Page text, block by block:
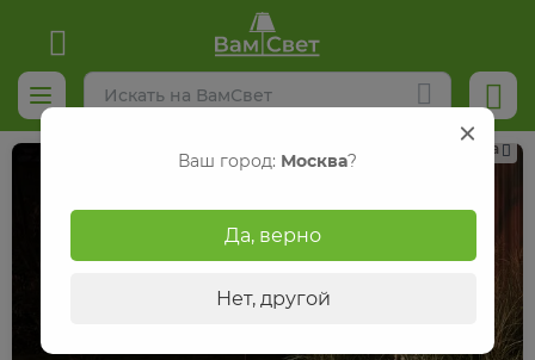
Реклама
Ваш город: Москва?
Да, верно
Нет, другой